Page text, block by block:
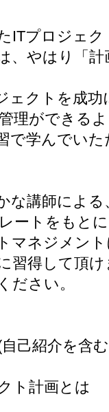
ITプロジェ
、やはり「
ェクトを成
理ができる
で学んでい
な講師によ
ートをもとに
マネジメン
習得して頂け
ださい。
己紹介を含む
ト計画とは